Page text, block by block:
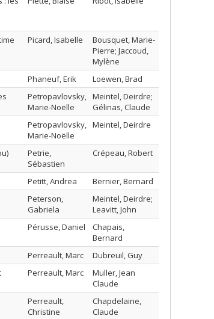
Picard, Isabelle
Bousquet, Marie-
Pierre; Jaccoud,
Mylène
Phaneuf, Erik
Loewen, Brad
Petropavlovsky,
Marie-Noëlle
Meintel, Deirdre;
Gélinas, Claude
Petropavlovsky,
Marie-Noëlle
Meintel, Deirdre
Petrie,
Sébastien
Crépeau, Robert
Petitt, Andrea
Bernier, Bernard
Peterson,
Gabriela
Meintel, Deirdre;
Leavitt, John
Pérusse, Daniel
Chapais,
Bernard
Perreault, Marc
Dubreuil, Guy
Perreault, Marc
Muller, Jean
Claude
Perreault,
Christine
Chapdelaine,
Claude